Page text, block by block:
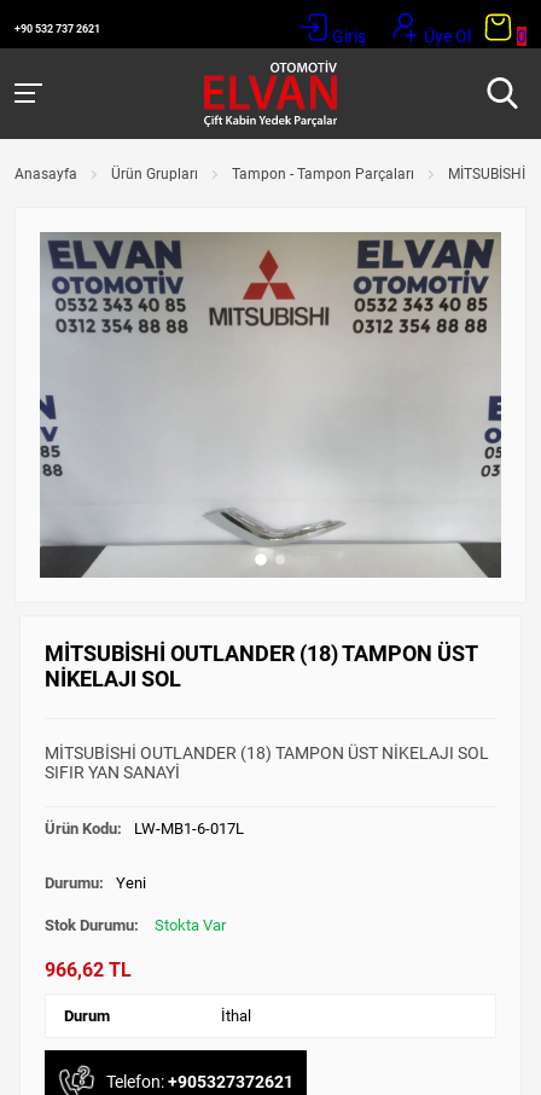
+90 532 737 2621 Giriş Üye Ol 0
Anasayfa Ürün Grupları Tampon - Tampon Parçaları MİTSUBİSHİ
MİTSUBİSHİ OUTLANDER (18) TAMPON ÜST
NİKELAJI SOL
MİTSUBİSHİ OUTLANDER (18) TAMPON ÜST NİKELAJI SOL
SIFIR YAN SANAYİ
Ürün Kodu: LW-MB1-6-017L
Durumu: Yeni
Stok Durumu: Stokta Var
966,62 TL
Durum İthal
Telefon:+905327372621